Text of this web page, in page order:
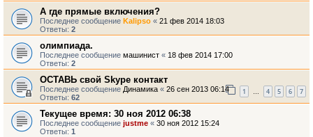
А где прямые включения?
Последнее сообщение Kalipso « 21 фев 2014 18:03
Ответы: 2
олимпиада.
Последнее сообщение машинист « 18 фев 2014 17:00
Ответы: 2
ОСТАВЬ свой Skype контакт
Последнее сообщение Динамика « 26 сен 2013 06:14
Ответы: 62
1 … 4 5 6 7
Текущее время: 30 ноя 2012 06:38
Последнее сообщение justme « 30 ноя 2012 15:24
Ответы: 1